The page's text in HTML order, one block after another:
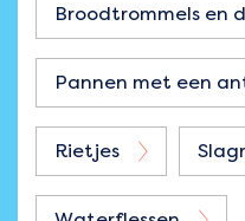
Broodtrommels en
Pannen met een
Rietjes